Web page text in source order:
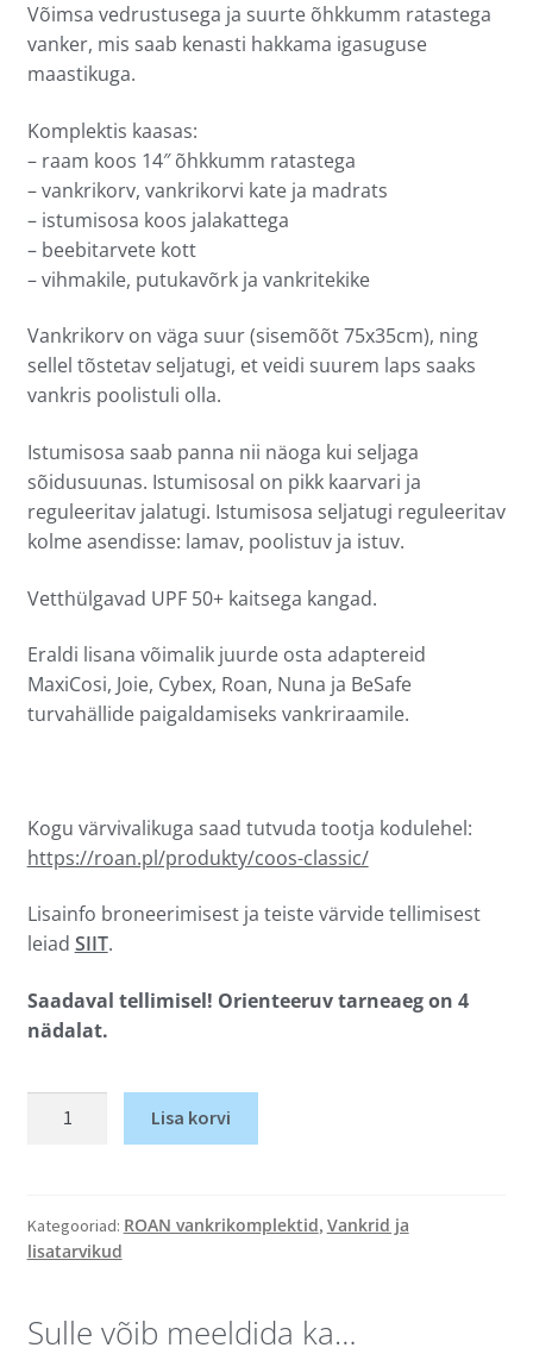
Võimsa vedrustusega ja suurte õhkkumm ratastega
vanker, mis saab kenasti hakkama igasuguse
maastikuga.
Komplektis kaasas:
– raam koos 14″ õhkkumm ratastega
– vankrikorv, vankrikorvi kate ja madrats
– istumisosa koos jalakattega
– beebitarvete kott
– vihmakile, putukavõrk ja vankritekike
Vankrikorv on väga suur (sisemõõt 75x35cm), ning
sellel tõstetav seljatugi, et veidi suurem laps saaks
vankris poolistuli olla.
Istumisosa saab panna nii näoga kui seljaga
sõidusuunas. Istumisosal on pikk kaarvari ja
reguleeritav jalatugi. Istumisosa seljatugi reguleeritav
kolme asendisse: lamav, poolistuv ja istuv.
Vetthülgavad UPF 50+ kaitsega kangad.
Eraldi lisana võimalik juurde osta adaptereid
MaxiCosi, Joie, Cybex, Roan, Nuna ja BeSafe
turvahällide paigaldamiseks vankriraamile.
Kogu värvivalikuga saad tutvuda tootja kodulehel:
https://roan.pl/produkty/coos-classic/
Lisainfo broneerimisest ja teiste värvide tellimisest
leiad SIIT.
Saadaval tellimisel! Orienteeruv tarneaeg on 4
nädalat.
Lisa korvi
Kategooriad: ROAN vankrikomplektid, Vankrid ja
lisatarvikud
Sulle võib meeldida ka…